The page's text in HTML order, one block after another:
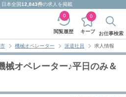
日本全国12,843件の求人を掲載
閲覧履歴
0
キープ
0
お仕事検索
機械オペレーター 派遣社員 求人情報
械オペレーター♪平日のみ＆